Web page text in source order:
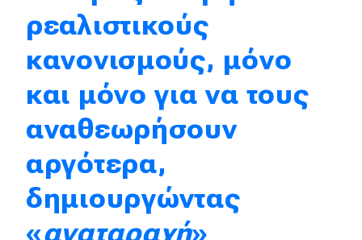
Νέα
Σταθμοί φόρτισης
Classic
Νέα
Παρουσιάσεις
ρεαλιστικούς
κανονισμούς, μόνο
και μόνο για να τους
αναθεωρήσουν
αργότερα,
δημιουργώντας
«αναταραχή»